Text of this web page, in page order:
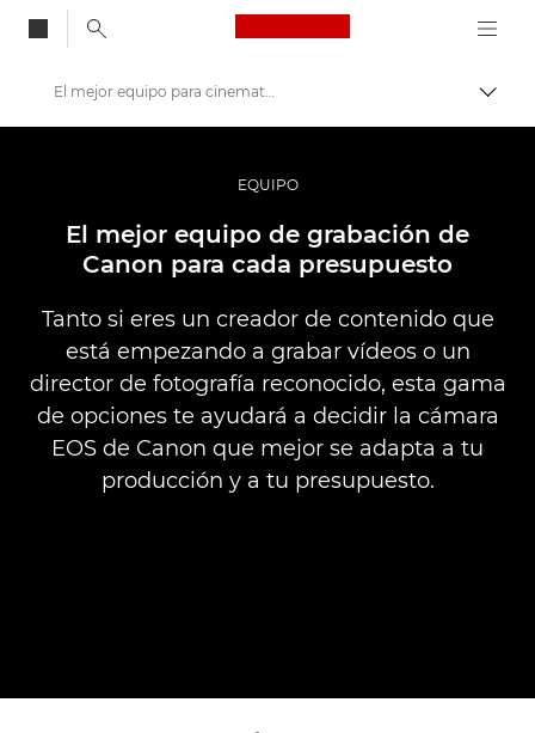
Canon Logo, back
Fotografías y vídeos profesionales
Historias
El mejor equipo para cinematografía
EQUIPO
El mejor equipo de grabación de
Canon para cada presupuesto
Tanto si eres un creador de contenido que
está empezando a grabar vídeos o un
director de fotografía reconocido, esta gama
de opciones te ayudará a decidir la cámara
EOS de Canon que mejor se adapta a tu
producción y a tu presupuesto.